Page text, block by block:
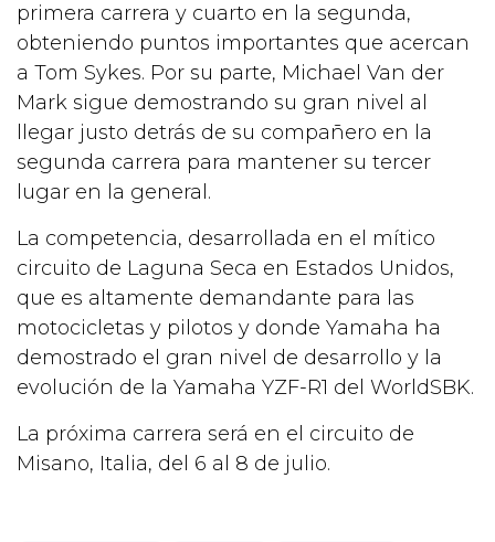
primera carrera y cuarto en la segunda,
obteniendo puntos importantes que acercan
a Tom Sykes. Por su parte, Michael Van der
Mark sigue demostrando su gran nivel al
llegar justo detrás de su compañero en la
segunda carrera para mantener su tercer
lugar en la general.
La competencia, desarrollada en el mítico
circuito de Laguna Seca en Estados Unidos,
que es altamente demandante para las
motocicletas y pilotos y donde Yamaha ha
demostrado el gran nivel de desarrollo y la
evolución de la Yamaha YZF-R1 del WorldSBK.
La próxima carrera será en el circuito de
Misano, Italia, del 6 al 8 de julio.